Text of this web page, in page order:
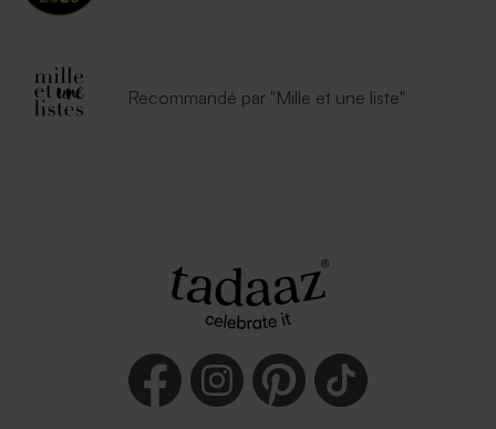
Recommandé par "Mille et une liste"